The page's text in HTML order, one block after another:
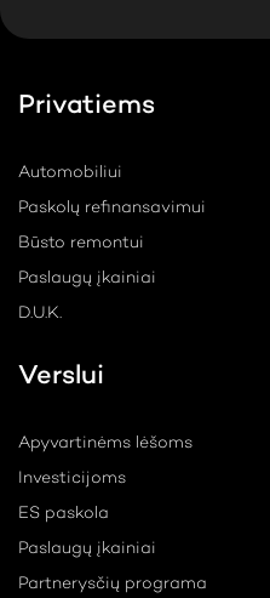
Privatiems
Automobiliui
Paskolų refinansavimui
Būsto remontui
Paslaugų įkainiai
D.U.K.
Verslui
Apyvartinėms lėšoms
Investicijoms
ES paskola
Paslaugų įkainiai
Partnerysčių programa